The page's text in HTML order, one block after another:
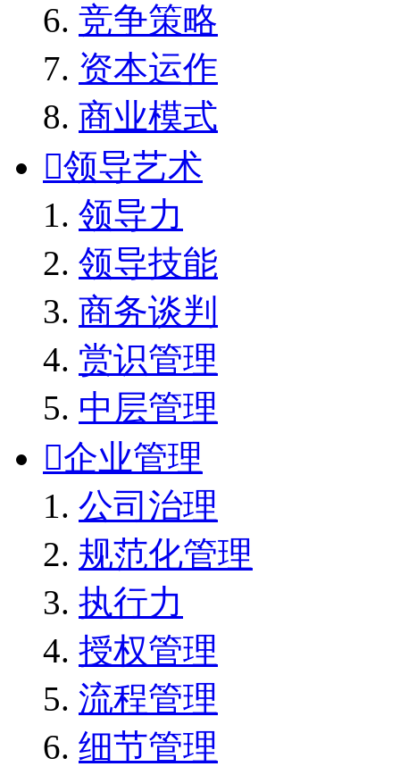
竞争策略
资本运作
商业模式
领导艺术
领导力
领导技能
商务谈判
赏识管理
中层管理
企业管理
公司治理
规范化管理
执行力
授权管理
流程管理
细节管理